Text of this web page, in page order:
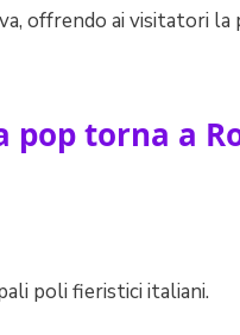
offrendo ai visitatori la
poli fieristici italiani.